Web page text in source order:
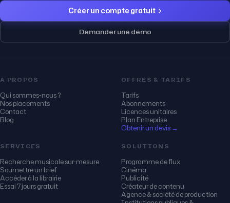
Créer un compte gratuit
Demander une démo
À PROPOS
Qui sommes-nous ?
Nos placements
Contact
Blog
OFFRES & TARIFS
Tarifs
Abonnements
Licences unitaires
Plan Entreprise
Obtenir un devis →
SERVICES
Recherche musicale sur-mesure
Soumettre un brief
Accéder à la librairie
Essai 7 jours gratuit
SOLUTIONS
Programme de flux
Cinéma
Publicité
Créateur de contenu
Agence & société de production